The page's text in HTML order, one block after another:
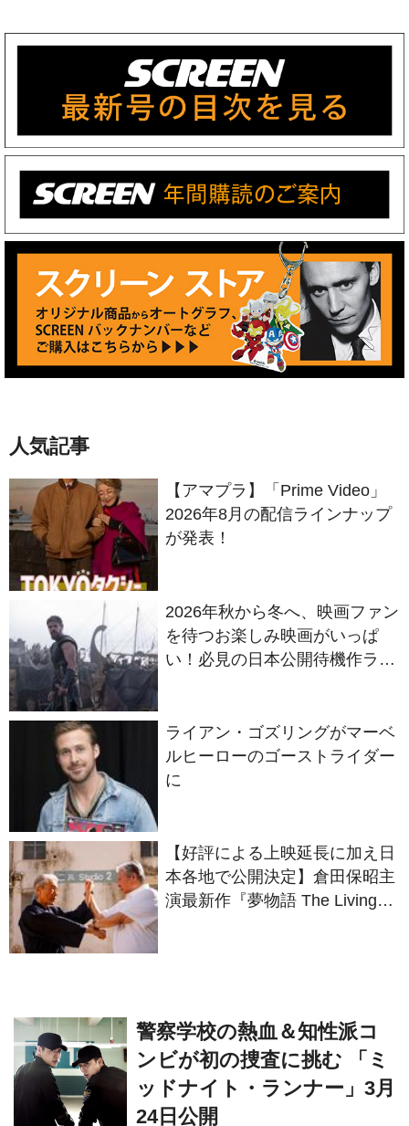
人気記事
【アマプラ】「Prime Video」
2026年8月の配信ラインナップ
が発表！
2026年秋から冬へ、映画ファン
を待つお楽しみ映画がいっぱ
い！必見の日本公開待機作ライ
ライアン・ゴズリングがマーベ
ルヒーローのゴーストライダー
に
【好評による上映延長に加え日
本各地で公開決定】倉田保昭主
演最新作『夢物語 The Living
警察学校の熱血＆知性派コ
ンビが初の捜査に挑む 「ミ
ッドナイト・ランナー」3月
24日公開